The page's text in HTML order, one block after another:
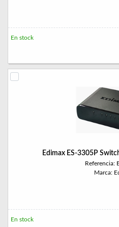
En stock
Edimax ES-3305P
Referencia:
Marca:
En stock